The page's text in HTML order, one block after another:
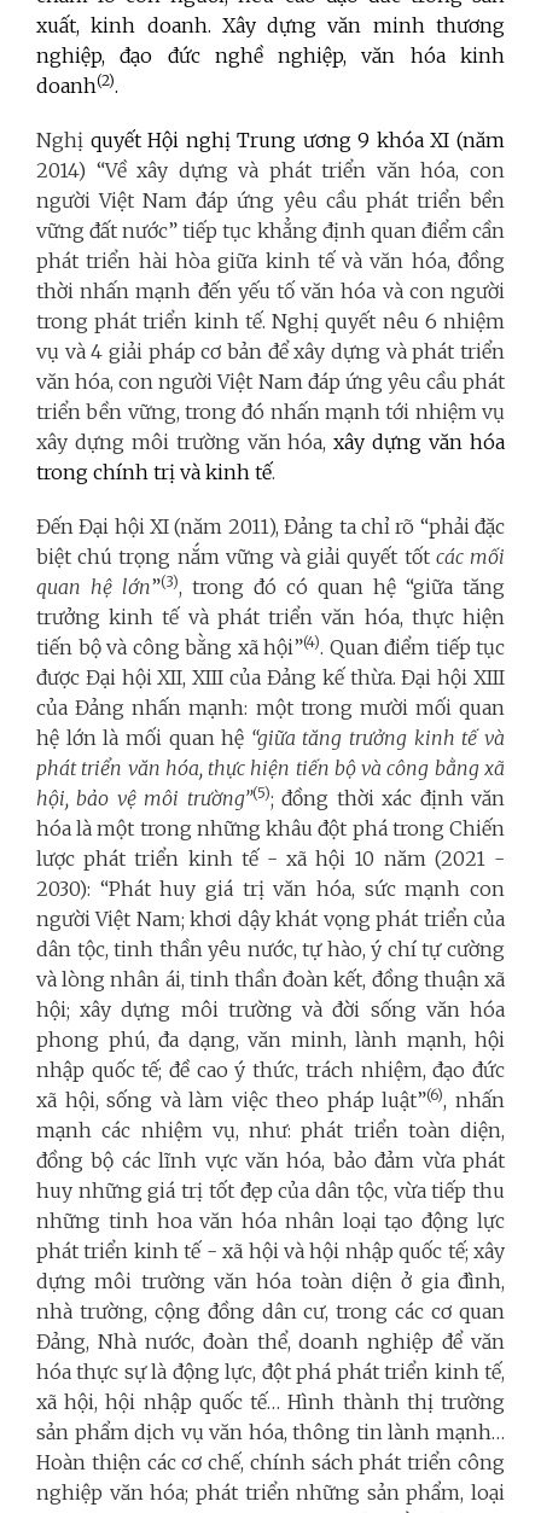
xuất, kinh doanh. Xây dựng văn minh thương
nghiệp, đạo đức nghề nghiệp, văn hóa kinh
doanh(2).
Nghị quyết Hội nghị Trung ương 9 khóa XI (năm
2014) “Về xây dựng và phát triển văn hóa, con
người Việt Nam đáp ứng yêu cầu phát triển bền
vững đất nước” tiếp tục khẳng định quan điểm cần
phát triển hài hòa giữa kinh tế và văn hóa, đồng
thời nhấn mạnh đến yếu tố văn hóa và con người
trong phát triển kinh tế. Nghị quyết nêu 6 nhiệm
vụ và 4 giải pháp cơ bản để xây dựng và phát triển
văn hóa, con người Việt Nam đáp ứng yêu cầu phát
triển bền vững, trong đó nhấn mạnh tới nhiệm vụ
xây dựng môi trường văn hóa,xây dựng văn hóa
trong chính trị và kinh tế.
Đến Đại hội XI (năm 2011), Đảng ta chỉ rõ “phải đặc
biệt chú trọng nắm vững và giải quyết tốt các mối
quan hệ lớn”(3), trong đó có quan hệ “giữa tăng
trưởng kinh tế và phát triển văn hóa, thực hiện
tiến bộ và công bằng xã hội”(4). Quan điểm tiếp tục
được Đại hội XII, XIII của Đảng kế thừa. Đại hội XIII
của Đảng nhấn mạnh: một trong mười mối quan
hệ lớn là mối quan hệ “giữa tăng trưởng kinh tế và
phát triển văn hóa, thực hiện tiến bộ và công bằng xã
hội, bảo vệ môi trường”(5); đồng thời xác định văn
hóa là một trong những khâu đột phá trong Chiến
lược phát triển kinh tế - xã hội 10 năm (2021 -
2030): “Phát huy giá trị văn hóa, sức mạnh con
người Việt Nam; khơi dậy khát vọng phát triển của
dân tộc, tinh thần yêu nước, tự hào, ý chí tự cường
và lòng nhân ái, tinh thần đoàn kết, đồng thuận xã
hội; xây dựng môi trường và đời sống văn hóa
phong phú, đa dạng, văn minh, lành mạnh, hội
nhập quốc tế; đề cao ý thức, trách nhiệm, đạo đức
xã hội, sống và làm việc theo pháp luật”(6),nhấn
mạnh các nhiệm vụ, như: phát triển toàn diện,
đồng bộ các lĩnh vực văn hóa, bảo đảm vừa phát
huy những giá trị tốt đẹp của dân tộc, vừa tiếp thu
những tinh hoa văn hóa nhân loại tạo động lực
phát triển kinh tế - xã hội và hội nhập quốc tế; xây
dựng môi trường văn hóa toàn diện ở gia đình,
nhà trường, cộng đồng dân cư, trong các cơ quan
Đảng, Nhà nước, đoàn thể, doanh nghiệp để văn
hóa thực sự là động lực, đột phá phát triển kinh tế,
xã hội, hội nhập quốc tế… Hình thành thị trường
sản phẩm dịch vụ văn hóa, thông tin lành mạnh…
Hoàn thiện các cơ chế, chính sách phát triển công
nghiệp văn hóa; phát triển những sản phẩm, loại